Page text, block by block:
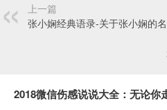
上一篇
张小娴经典语录-关于张小娴的
2018微信伤感说说大全：无论你